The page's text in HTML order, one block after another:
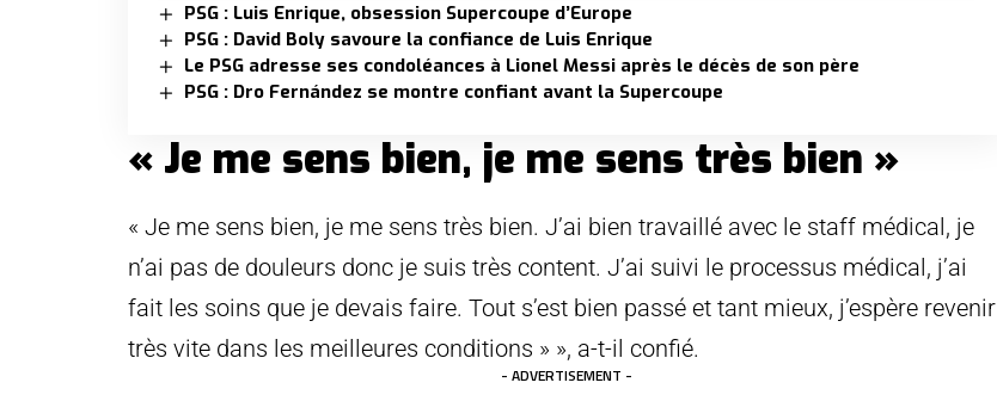
PSG : Luis Enrique, obsession Supercoupe d’Europe
PSG : David Boly savoure la confiance de Luis Enrique
Le PSG adresse ses condoléances à Lionel Messi après le décès de son père
PSG : Dro Fernández se montre confiant avant la Supercoupe
« Je me sens bien, je me sens très bien »
« Je me sens bien, je me sens très bien. J’ai bien travaillé avec le staff médical, je
n’ai pas de douleurs donc je suis très content. J’ai suivi le processus médical, j’ai
fait les soins que je devais faire. Tout s’est bien passé et tant mieux, j’espère revenir
très vite dans les meilleures conditions » », a-t-il confié.
- ADVERTISEMENT -